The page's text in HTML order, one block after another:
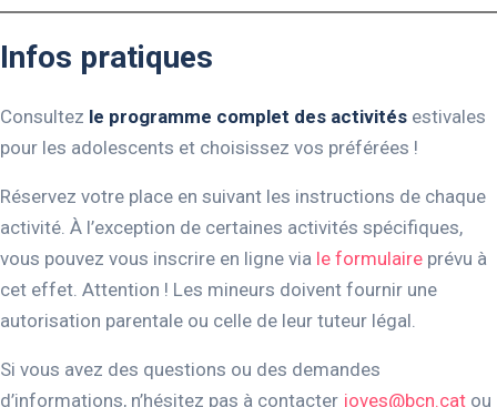
Infos pratiques
Consultez le programme complet des activités estivales
pour les adolescents et choisissez vos préférées !
Réservez votre place en suivant les instructions de chaque
activité. À l’exception de certaines activités spécifiques,
vous pouvez vous inscrire en ligne via le formulaire prévu à
cet effet. Attention ! Les mineurs doivent fournir une
autorisation parentale ou celle de leur tuteur légal.
Si vous avez des questions ou des demandes
d’informations, n’hésitez pas à contacter joves@bcn.cat ou